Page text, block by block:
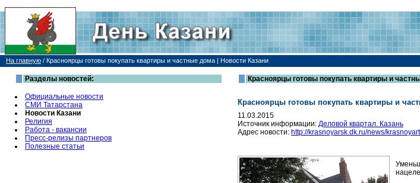
На главную / Красноярцы готовы покупать квартиры и частные дома | Новости Казани
Разделы новостей:
Официальные новости
СМИ Татарстана
Новости Казани
Религия
Работа - вакансии
Пресс-релизы партнеров
Полезные статьи
Красноярцы готовы покупать квартиры и
Красноярцы готовы покупать квартиры и
11.03.2015
Источник информации: Деловой квартал. Казань
Адрес новости: http://krasnoyarsk.dk.ru/news/